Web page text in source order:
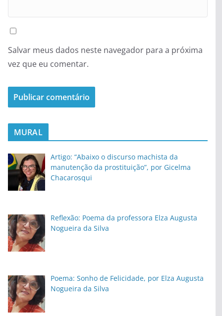
Salvar meus dados neste navegador para a próxima
vez que eu comentar.
MURAL
Artigo: “Abaixo o discurso machista da
manutenção da prostituição”, por Gicelma
Chacarosqui
Reflexão: Poema da professora Elza Augusta
Nogueira da Silva
Poema: Sonho de Felicidade, por Elza Augusta
Nogueira da Silva